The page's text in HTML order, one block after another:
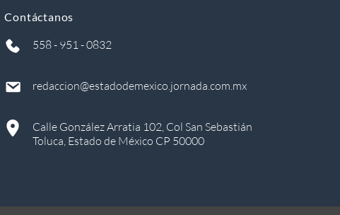
Contáctanos
558 - 951 - 0832
redaccion@estadodemexico.jornada.com.mx
Calle González Arratia 102, Col San Sebastián
Toluca, Estado de México CP 50000